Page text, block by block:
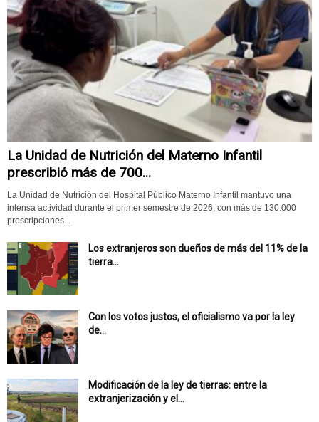
La Unidad de Nutrición del Materno Infantil
prescribió más de 700...
La Unidad de Nutrición del Hospital Público Materno Infantil mantuvo una
intensa actividad durante el primer semestre de 2026, con más de 130.000
prescripciones...
Los extranjeros son dueños de más del 11% de la
tierra...
Con los votos justos, el oficialismo va por la ley
de...
Modificación de la ley de tierras: entre la
extranjerización y el...